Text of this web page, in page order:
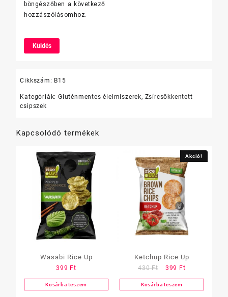
böngészőben a következő
hozzászólásomhoz.
Cikkszám: B15
Kategóriák:Gluténmentes élelmiszerek, Zsírcsökkentett
csipszek
Kapcsolódó termékek
Wasabi Rice Up
399 Ft
Kosárba teszem
Akció!
Ketchup Rice Up
430Ft
Original
price
was:
399 FtCurrent
price
is:
Kosárba teszem